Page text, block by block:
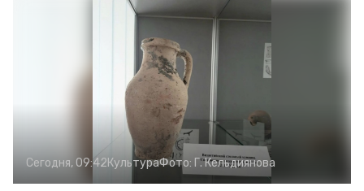
Сегодня, 09:42КультураФото: Г. Кельдиянова